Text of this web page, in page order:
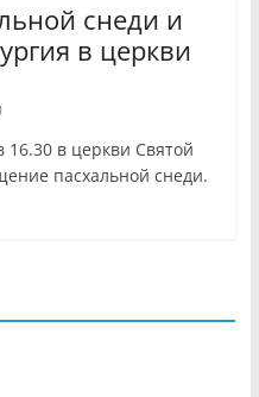
снеди и
в церкви
16.30 в церкви Святой
пасхальной снеди.